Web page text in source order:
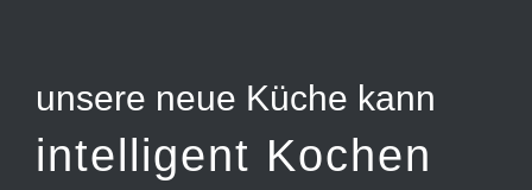
unsere neue Küche kann
intelligent Kochen